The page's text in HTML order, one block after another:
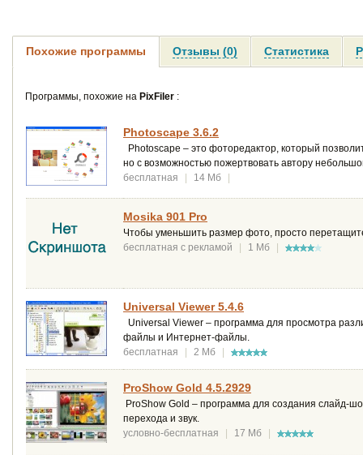
Похожие программы Отзывы (0) Статистика
Программы, похожие на PixFiler :
Photoscape 3.6.2
Photoscape – это фоторедактор, который
но с возможностью пожертвовать автору
бесплатная
| 14 Мб |
Mosika 901 Pro
Чтобы уменьшить размер фото, просто
бесплатная с рекламой
| 1 Мб |
Universal Viewer 5.4.6
Universal Viewer – программа для просмотра
файлы и Интернет-файлы.
бесплатная
| 2 Мб |
ProShow Gold 4.5.2929
ProShow Gold – программа для создания слайд-
перехода и звук.
условно-бесплатная
| 17 Мб |